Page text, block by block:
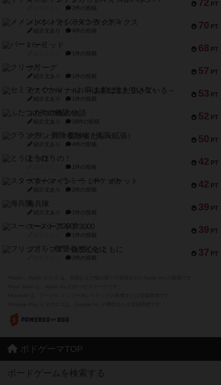
72 PT
2件の投稿
70 PT
メメントオンラインタクティクス
紹介文あり 4件の投稿
68 PT
パーミッド
1件の投稿
57 PT
クリーグ
紹介文あり 1件の投稿
53 PT
セミファイナル ～お前はまだ生きている～
紹介文あり 1件の投稿
52 PT
ふたつの街の物語
紹介文あり 18件の投稿
50 PT
クランク! ：冒険者たち（拡張）
紹介文あり 4件の投稿
42 PT
とうほうの！
1件の投稿
42 PT
スターマイン・ラミー ポケット
紹介文あり 2件の投稿
39 PT
海兵隊
紹介文あり 1件の投稿
39 PT
スーパーストア3000
1件の投稿
37 PT
フリップ７：復讐心とともに
2件の投稿
ボドゲーマTOP
ボードゲームを検索する